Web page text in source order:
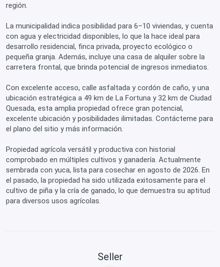
región.
La municipalidad indica posibilidad para 6–10 viviendas, y cuenta
con agua y electricidad disponibles, lo que la hace ideal para
desarrollo residencial, finca privada, proyecto ecológico o
pequeña granja. Además, incluye una casa de alquiler sobre la
carretera frontal, que brinda potencial de ingresos inmediatos.
Con excelente acceso, calle asfaltada y cordón de caño, y una
ubicación estratégica a 49 km de La Fortuna y 32 km de Ciudad
Quesada, esta amplia propiedad ofrece gran potencial,
excelente ubicación y posibilidades ilimitadas. Contácteme para
el plano del sitio y más información.
Propiedad agrícola versátil y productiva con historial
comprobado en múltiples cultivos y ganadería. Actualmente
sembrada con yuca, lista para cosechar en agosto de 2026. En
el pasado, la propiedad ha sido utilizada exitosamente para el
cultivo de piña y la cría de ganado, lo que demuestra su aptitud
para diversos usos agrícolas.
Seller